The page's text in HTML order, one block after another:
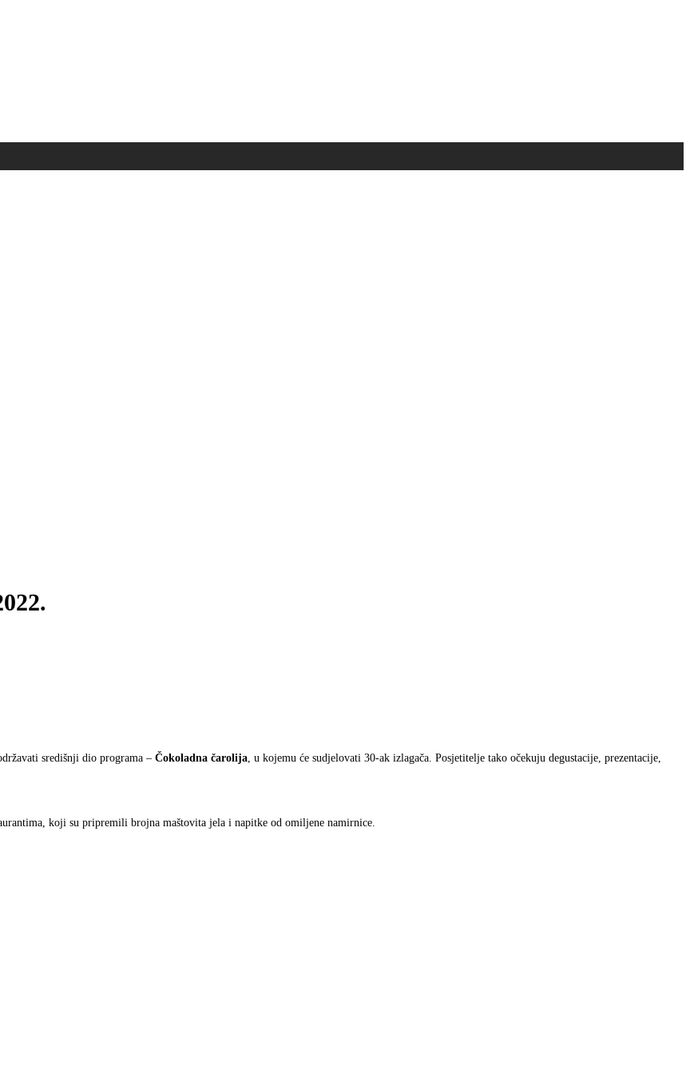
središnji dio programa – Čokoladna čarolija, u kojemu će sudjelovati 30-ak izlagača. Posjetitelje tako očekuju degustacije, prezentacije,
koji su pripremili brojna maštovita jela i napitke od omiljene namirnice.